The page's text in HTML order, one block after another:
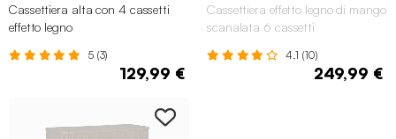
Cassettiera alta con 4 cassetti
effetto legno
5 (3)
129,99 €
Cassettiera effetto legno di mango
scanalata 6 cassetti
4.1 (10)
249,99 €